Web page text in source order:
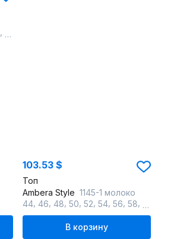
103.53 $
Топ
Ambera Style 1145-1 молоко
44 46 48 50 52 54 56 58
В корзину